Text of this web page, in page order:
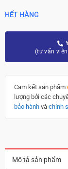
HẾT HÀNG
(tư vấn
Cam kết sản phẩm
lượng bởi các
bảo hành và chính
Mô tả sản phẩm